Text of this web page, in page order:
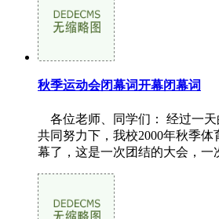
秋季运动会闭幕词开幕闭幕词
各位老师、同学们： 经过一天
共同努力下，我校2000年秋季体
幕了，这是一次团结的大会，一